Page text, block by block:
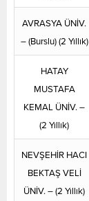
AVRASYA ÜNİV.
– (Burslu) (2 Yıllık)
HATAY
MUSTAFA
KEMAL ÜNİV. –
(2 Yıllık)
NEVŞEHİR HACI
BEKTAŞ VELİ
ÜNİV. – (2 Yıllık)